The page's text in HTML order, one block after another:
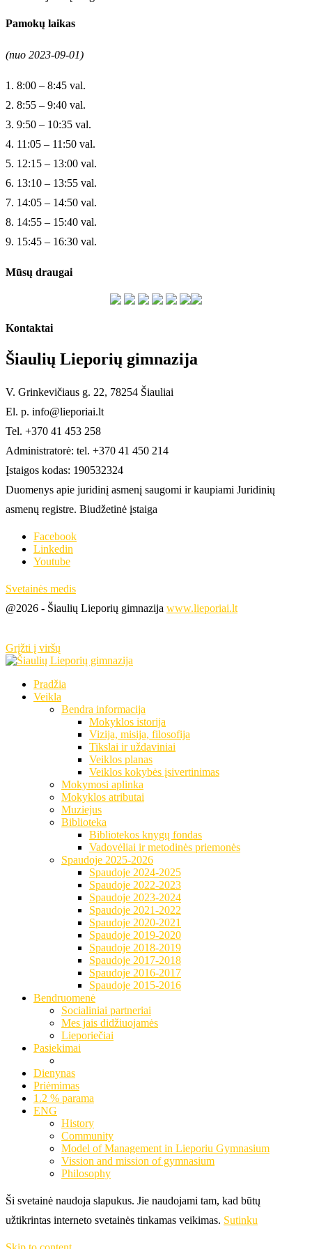
Pamokų laikas
(nuo 2023-09-01)
1. 8:00 – 8:45 val.
2. 8:55 – 9:40 val.
3. 9:50 – 10:35 val.
4. 11:05 – 11:50 val.
5. 12:15 – 13:00 val.
6. 13:10 – 13:55 val.
7. 14:05 – 14:50 val.
8. 14:55 – 15:40 val.
9. 15:45 – 16:30 val.
Mūsų draugai
Kontaktai
Šiaulių Lieporių gimnazija
V. Grinkevičiaus g. 22, 78254 Šiauliai
El. p. info@lieporiai.lt
Tel. +370 41 453 258
Administratorė: tel. +370 41 450 214
Įstaigos kodas: 190532324
Duomenys apie juridinį asmenį saugomi ir kaupiami Juridinių
asmenų registre. Biudžetinė įstaiga
Facebook
Linkedin
Youtube
Svetainės medis
@2026 - Šiaulių Lieporių gimnazija www.lieporiai.lt
Grįžti į viršų
Pradžia
Veikla
Bendra informacija
Mokyklos istorija
Vizija, misija, filosofija
Tikslai ir uždaviniai
Veiklos planas
Veiklos kokybės įsivertinimas
Mokymosi aplinka
Mokyklos atributai
Muziejus
Biblioteka
Bibliotekos knygų fondas
Vadovėliai ir metodinės priemonės
Spaudoje 2025-2026
Spaudoje 2024-2025
Spaudoje 2022-2023
Spaudoje 2023-2024
Spaudoje 2021-2022
Spaudoje 2020-2021
Spaudoje 2019-2020
Spaudoje 2018-2019
Spaudoje 2017-2018
Spaudoje 2016-2017
Spaudoje 2015-2016
Bendruomenė
Socialiniai partneriai
Mes jais didžiuojamės
Lieporiečiai
Pasiekimai
Dienynas
Priėmimas
1.2 % parama
ENG
History
Community
Model of Management in Lieporiu Gymnasium
Vission and mission of gymnasium
Philosophy
Ši svetainė naudoja slapukus. Jie naudojami tam, kad būtų
užtikrintas interneto svetainės tinkamas veikimas. Sutinku